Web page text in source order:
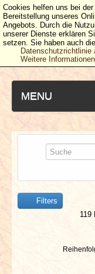
MENU
NEUESTE
NEWS &
BERICHTE
Filters
119
Cookies helfen uns bei der
Bereitstellung unseres
Angebots. Durch die
unserer Dienste erklären
setzen. Sie haben auch
Datenschutzrichtlinie
Weitere